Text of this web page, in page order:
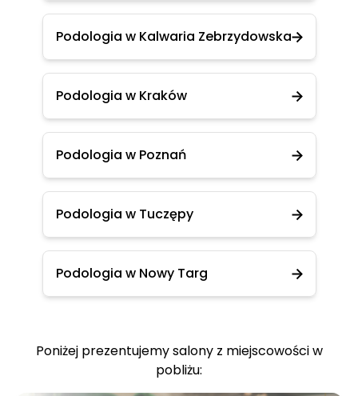
Podologia w Kalwaria Zebrzydowska
Podologia w Kraków
Podologia w Poznań
Podologia w Tuczępy
Podologia w Nowy Targ
Poniżej prezentujemy salony z miejscowości w
pobliżu: